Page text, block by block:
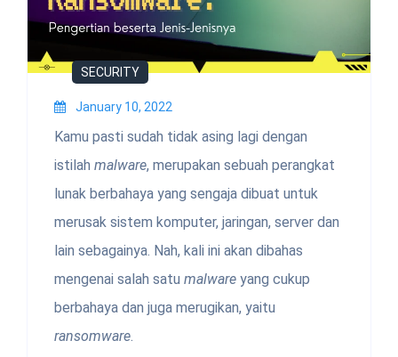
SECURITY
January 10, 2022
Kamu pasti sudah tidak asing lagi dengan
istilah malware, merupakan sebuah perangkat
lunak berbahaya yang sengaja dibuat untuk
merusak sistem komputer, jaringan, server dan
lain sebagainya. Nah, kali ini akan dibahas
mengenai salah satu malware yang cukup
berbahaya dan juga merugikan, yaitu
ransomware.